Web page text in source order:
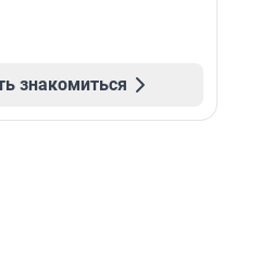
знакомиться